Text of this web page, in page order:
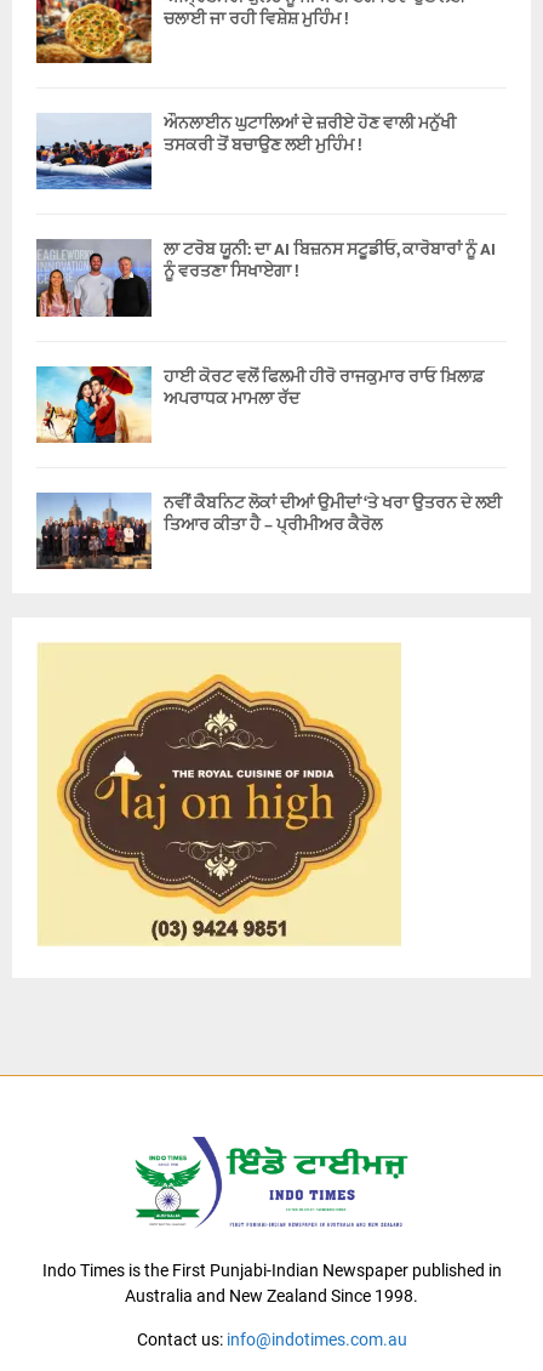
ਚਲਾਈ ਜਾ ਰਹੀ ਵਿਸ਼ੇਸ਼ ਮੁਹਿੰਮ !
ਔਨਲਾਈਨ ਘੁਟਾਲਿਆਂ ਦੇ ਜ਼ਰੀਏ ਹੋਣ ਵਾਲੀ ਮਨੁੱਖੀ
ਤਸਕਰੀ ਤੋਂ ਬਚਾਉਣ ਲਈ ਮੁਹਿੰਮ !
ਲਾ ਟਰੋਬ ਯੂਨੀ: ਦਾ AI ਬਿਜ਼ਨਸ ਸਟੂਡੀਓ, ਕਾਰੋਬਾਰਾਂ ਨੂੰ AI
ਨੂੰ ਵਰਤਣਾ ਸਿਖਾਏਗਾ !
ਹਾਈ ਕੋਰਟ ਵਲੋਂ ਫਿਲਮੀ ਹੀਰੋ ਰਾਜਕੁਮਾਰ ਰਾਓ ਖ਼ਿਲਾਫ਼
ਅਪਰਾਧਕ ਮਾਮਲਾ ਰੱਦ
ਨਵੀਂ ਕੈਬਨਿਟ ਲੋਕਾਂ ਦੀਆਂ ਉਮੀਦਾਂ ‘ਤੇ ਖਰਾ ਉਤਰਨ ਦੇ ਲਈ
ਤਿਆਰ ਕੀਤਾ ਹੈ – ਪ੍ਰੀਮੀਅਰ ਕੈਰੋਲ
Indo Times is the First Punjabi-Indian Newspaper published in
Australia and New Zealand Since 1998.
Contact us: info@indotimes.com.au